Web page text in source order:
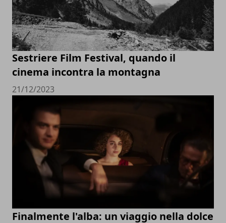
Sestriere Film Festival, quando il
cinema incontra la montagna
21/12/2023
Finalmente l'alba: un viaggio nella dolce